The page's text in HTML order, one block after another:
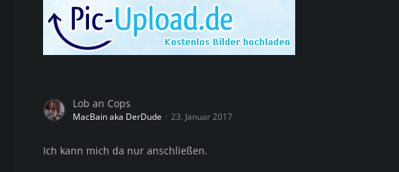
Lob an Cops
MacBain aka DerDude 23. Januar 2017
Ich kann mich da nur anschließen.